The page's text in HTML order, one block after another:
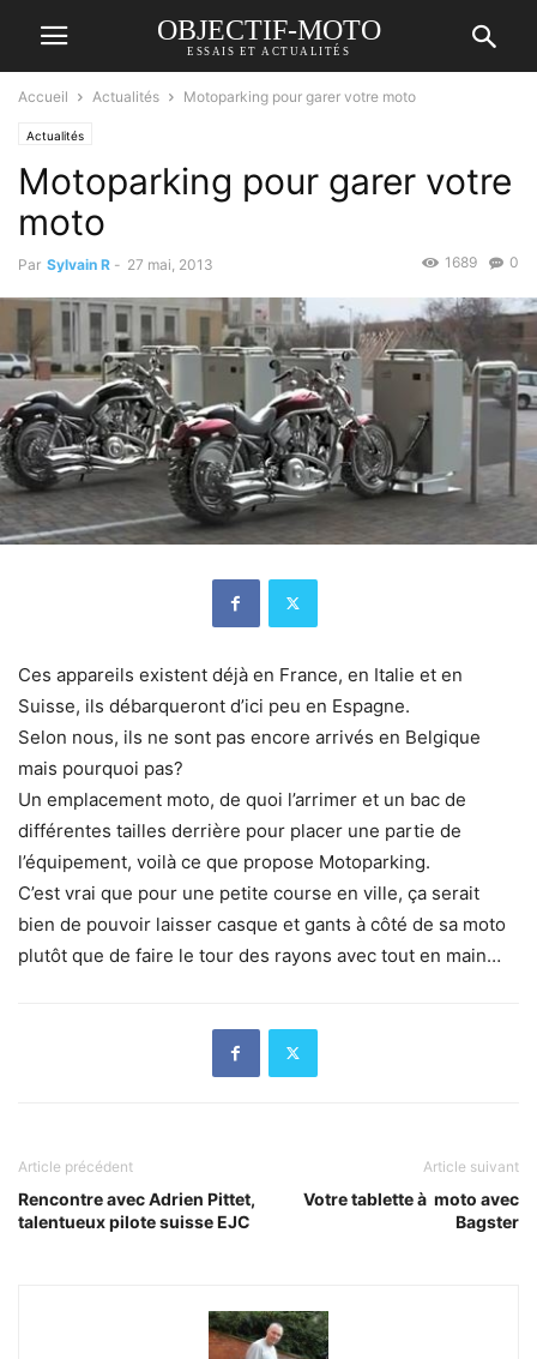
OBJECTIF-MOTO
ESSAIS ET ACTUALITÉS
Accueil Actualités Motoparking pour garer votre moto
Actualités
Motoparking pour garer votre
moto
Par Sylvain R - 27 mai, 2013 0
1689
Ces appareils existent déjà en France, en Italie et en
Suisse, ils débarqueront d’ici peu en Espagne.
Selon nous, ils ne sont pas encore arrivés en Belgique
mais pourquoi pas?
Un emplacement moto, de quoi l’arrimer et un bac de
différentes tailles derrière pour placer une partie de
l’équipement, voilà ce que propose Motoparking.
C’est vrai que pour une petite course en ville, ça serait
bien de pouvoir laisser casque et gants à côté de sa moto
plutôt que de faire le tour des rayons avec tout en main…
Article précédent
Rencontre avec Adrien Pittet,
talentueux pilote suisse EJC
Article suivant
Votre tablette à moto avec
Bagster